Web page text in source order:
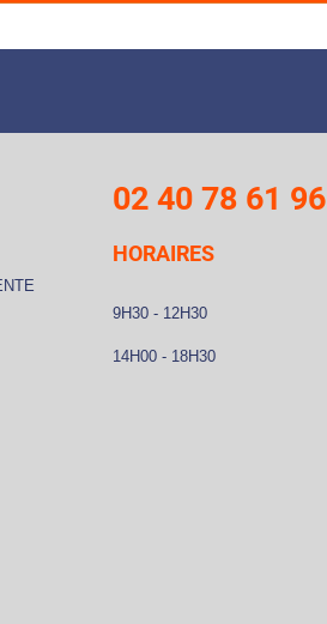
02 40 78 61 96
HORAIRES
9H30 - 12H30
14H00 - 18H30